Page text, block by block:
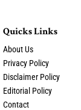
Quicks Links
About Us
Privacy Policy
Disclaimer Policy
Editorial Policy
Contact